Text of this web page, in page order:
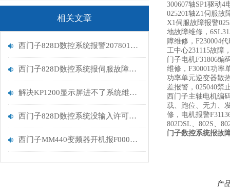
相关文章
西门子828D数控系统报警207801故障分析
西门子828D数控系统报伺服故障维修
解决KP1200显示屏进不了系统维修的方法及建议
西门子828D数控系统没输入许可证密码操作
西门子MM440变频器开机报F0003电机不转
300607轴SP1驱动
025201轴Z1伺服故
X1伺服故障报警
地故障维修，
障维修，F230004
工中心231115故障
门子电机F31806编
维修，F30001功率
功率单元逆变器散
差报警，025040禁
西门子主轴电机编
载、跑位、无力、
修，电机报警
802DSL、802S、
门子数控系统报故
产